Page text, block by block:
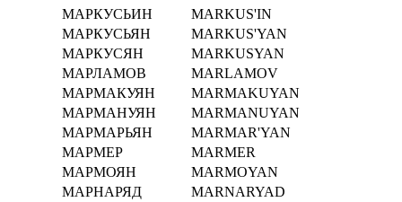
МАРКУСЬИН
MARKUS'IN
МАРКУСЬЯН
MARKUS'YAN
МАРКУСЯН
MARKUSYAN
МАРЛАМОВ
MARLAMOV
МАРМАКУЯН
MARMAKUYAN
МАРМАНУЯН
MARMANUYAN
МАРМАРЬЯН
MARMAR'YAN
МАРМЕР
MARMER
МАРМОЯН
MARMOYAN
МАРНАРЯД
MARNARYAD